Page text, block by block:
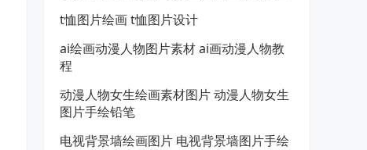
t恤图片绘画 t恤图片设计
ai绘画动漫人物图片素材 ai画动漫人物教
程
动漫人物女生绘画素材图片 动漫人物女生
图片手绘铅笔
电视背景墙绘画图片 电视背景墙图片手绘